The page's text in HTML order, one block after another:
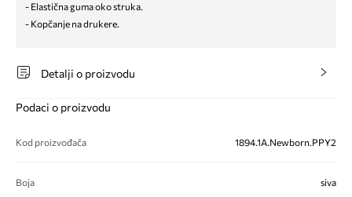
- Elastična guma oko struka.
- Kopčanje na drukere.
Detalji o proizvodu
Podaci o proizvodu
Kod proizvođača 1894.1A.Newborn.PPY2
Boja siva